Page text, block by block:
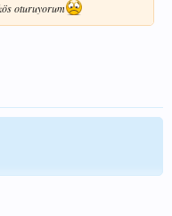
oturuyorum